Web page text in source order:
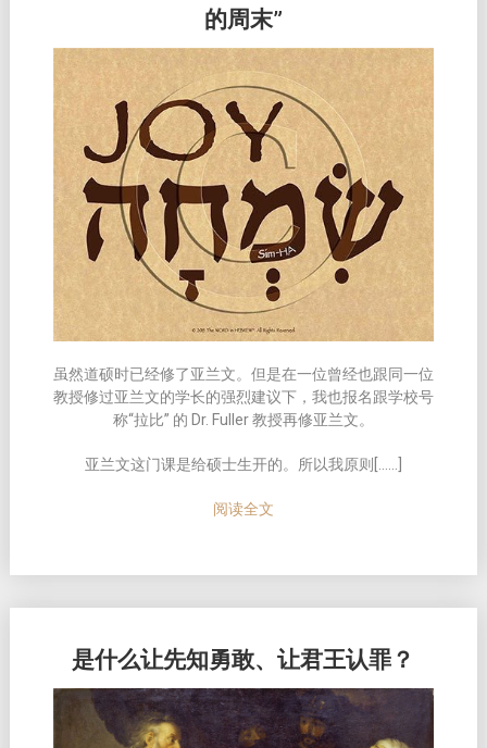
的周末”
虽然道硕时已经修了亚兰文。但是在一位曾经也跟同一位
教授修过亚兰文的学长的强烈建议下，我也报名跟学校号
称“拉比” 的 Dr. Fuller 教授再修亚兰文。
亚兰文这门课是给硕士生开的。所以我原则[……]
阅读全文
是什么让先知勇敢、让君王认罪？